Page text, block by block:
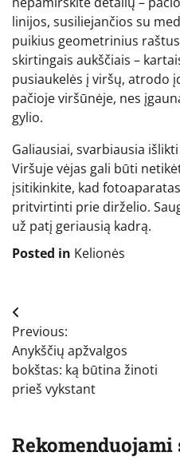
linijos, susiliejančios su
puikius geometrinius
skirtingais aukščiais –
pusiaukelės į viršų, atrodo
pačioje viršūnėje, nes
gylio.
Galiausiai, svarbiausia
Viršuje vėjas gali būti
įsitikinkite, kad
pritvirtinti prie dirželio.
už patį geriausią kadrą.
Posted in Kelionės
Navigacija
tarp
įrašų
Previous:
Anykščių apžvalgos
bokštas: ką būtina žinoti
prieš vykstant